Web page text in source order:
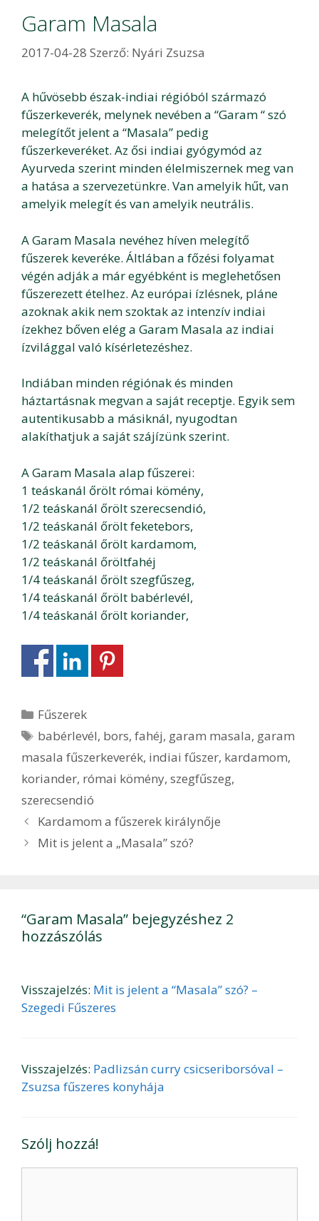
Garam Masala
2017-04-28 Szerző: Nyári Zsuzsa
A hűvösebb észak-indiai régióból származó
fűszerkeverék, melynek nevében a “Garam “ szó
melegítőt jelent a “Masala” pedig
fűszerkeveréket. Az ősi indiai gyógymód az
Ayurveda szerint minden élelmiszernek meg van
a hatása a szervezetünkre. Van amelyik hűt, van
amelyik melegít és van amelyik neutrális.
A Garam Masala nevéhez híven melegítő
fűszerek keveréke. Áltlában a főzési folyamat
végén adják a már egyébként is meglehetősen
fűszerezett ételhez. Az európai ízlésnek, pláne
azoknak akik nem szoktak az intenzív indiai
ízekhez bőven elég a Garam Masala az indiai
ízvilággal való kísérletezéshez.
Indiában minden régiónak és minden
háztartásnak megvan a saját receptje. Egyik sem
autentikusabb a másiknál, nyugodtan
alakíthatjuk a saját szájízünk szerint.
A Garam Masala alap fűszerei:
1 teáskanál őrölt római kömény,
1/2 teáskanál őrölt szerecsendió,
1/2 teáskanál őrölt feketebors,
1/2 teáskanál őrölt kardamom,
1/2 teáskanál őröltfahéj
1/4 teáskanál őrölt szegfűszeg,
1/4 teáskanál őrölt babérlevél,
1/4 teáskanál őrölt koriander,
Kategória
Fűszerek
Címkék
babérlevél, bors,fahéj, garam masala, garam
masala fűszerkeverék, indiai fűszer, kardamom,
koriander, római kömény, szegfűszeg,
szerecsendió
Bejegyzés
navigáció
Kardamom a fűszerek királynője
Mit is jelent a „Masala” szó?
“Garam Masala” bejegyzéshez 2
hozzászólás
Visszajelzés: Mit is jelent a “Masala” szó? –
Szegedi Fűszeres
Visszajelzés: Padlizsán curry csicseriborsóval –
Zsuzsa fűszeres konyhája
Szólj hozzá!